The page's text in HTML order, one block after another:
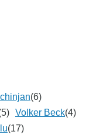
(6)
Volker Beck(4)
(17)